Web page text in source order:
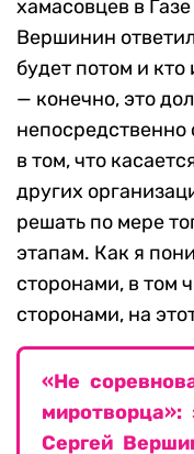
хамасовцев в
Вершинин
будет потом и кто
— конечно, это
в том, что
других
решать по мере
этапам. Как я
сторонами, в том
сторонами, на
«Не
Сергей